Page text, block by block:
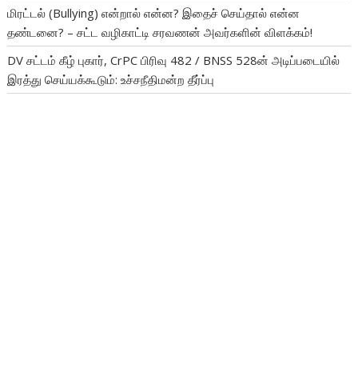
மிரட்டல் (Bullying) என்றால் என்ன? இதைச் செய்தால் என்ன
தண்டனை? – சட்ட வழிகாட்டி சரவணன் அவர்களின் விளக்கம்!
DV சட்டம் கீழ் புகார், CrPC பிரிவு 482 / BNSS 528ன் அடிப்படையில்
இரத்து செய்யக்கூடும்: உச்சநீதிமன்ற தீர்ப்பு